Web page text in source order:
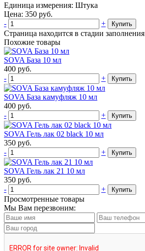
Единица измерения: Штука
Цена: 350 руб.
-
+ Купить
Страница находится в стадии заполнения
Похожие товары
SOVA База 10 мл
400 руб.
-
+ Купить
SOVA База камуфляж 10 мл
400 руб.
-
+ Купить
SOVA Гель лак 02 black 10 мл
350 руб.
-
+ Купить
SOVA Гель лак 21 10 мл
350 руб.
-
+ Купить
Просмотренные товары
Мы Вам перезвоним: